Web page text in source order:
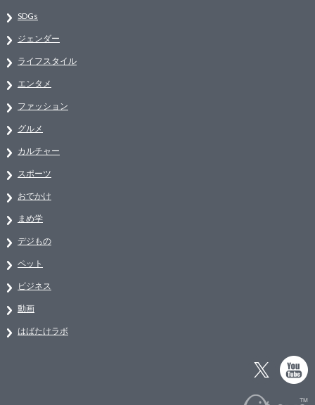
SDGs
ジェンダー
ライフスタイル
エンタメ
ファッション
グルメ
カルチャー
スポーツ
おでかけ
まめ学
デジもの
ペット
ビジネス
動画
はばたけラボ